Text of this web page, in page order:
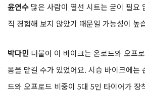
윤연수 많은 사람이 열선 시트는 굳이 필요
직 경험해 보지 않았기 때문일 가능성이 높
박다민 더불어 이 바이크는 온로드와 오프
몸을 맡길 수가 있었어요. 시승 바이크에는
드와 오프로드 비중이 5대 5인 타이어가 장